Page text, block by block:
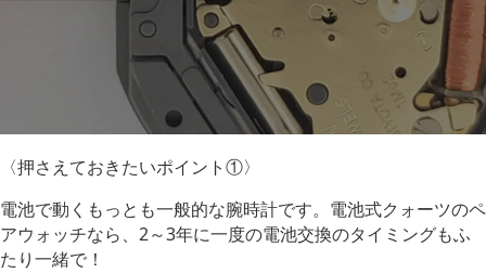
〈押さえておきたいポイント①〉
電池で動くもっとも一般的な腕時計です。電池式クォーツのペ
アウォッチなら、2～3年に一度の電池交換のタイミングもふ
たり一緒で！